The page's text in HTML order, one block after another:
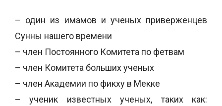
– один из имамов и ученых приверженцев
Сунны нашего времени
– член Постоянного Комитета по фетвам
– член Комитета больших ученых
– член Академии по фикху в Мекке
– ученик известных ученых, таких как: